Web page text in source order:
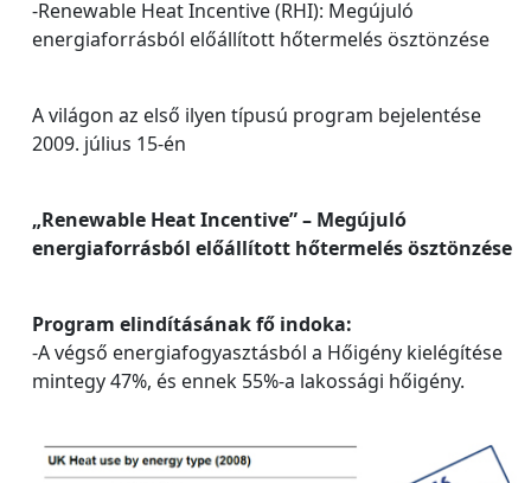
-Renewable Heat Incentive (RHI): Megújuló
energiaforrásból előállított hőtermelés ösztönzése
A világon az első ilyen típusú program bejelentése
2009. július 15-én
„Renewable Heat Incentive” – Megújuló
energiaforrásból előállított hőtermelés ösztönzése
Program elindításának fő indoka:
-A végső energiafogyasztásból a Hőigény kielégítése
mintegy 47%, és ennek 55%-a lakossági hőigény.